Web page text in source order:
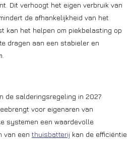
Dit verhoogt het eigen verbruik van
de afhankelijkheid van het
kan het helpen om piekbelasting op
dragen aan een stabieler en
de salderingsregeling in 2027
voor eigenaren van
systemen een waardevolle
van een thuisbatterij kan de efficiëntie